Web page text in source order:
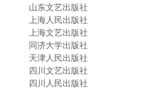
山东文艺出版社
上海人民出版社
上海文艺出版社
同济大学出版社
天津人民出版社
四川文艺出版社
四川人民出版社